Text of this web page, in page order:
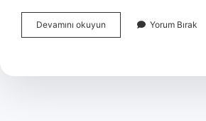
Devamını okuyun
24
Olmalı
Yorum Bırak